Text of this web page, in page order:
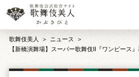
歌舞伎美人
ニュース
【新橋演舞場】スーパー歌舞伎II『ワンピース